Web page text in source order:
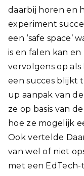
daarbij horen en
experiment
een ‘safe space’
is en falen kan en
vervolgens op
een succes blijkt
up aanpak van
ze op basis van
hoe ze mogelijk
Ook vertelde
van wel of niet
met een EdTech-